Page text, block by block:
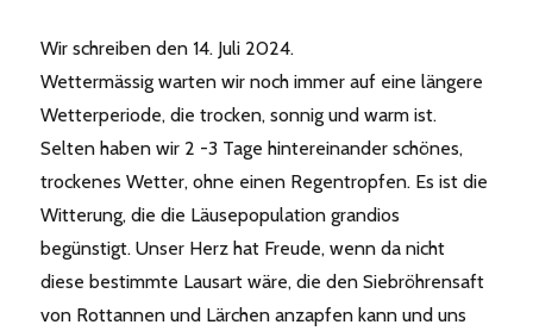
Wir schreiben den 14. Juli 2024.
Wettermässig warten wir noch immer auf eine längere
Wetterperiode, die trocken, sonnig und warm ist.
Selten haben wir 2 -3 Tage hintereinander schönes,
trockenes Wetter, ohne einen Regentropfen. Es ist die
Witterung, die die Läusepopulation grandios
begünstigt. Unser Herz hat Freude, wenn da nicht
diese bestimmte Lausart wäre, die den Siebröhrensaft
von Rottannen und Lärchen anzapfen kann und uns